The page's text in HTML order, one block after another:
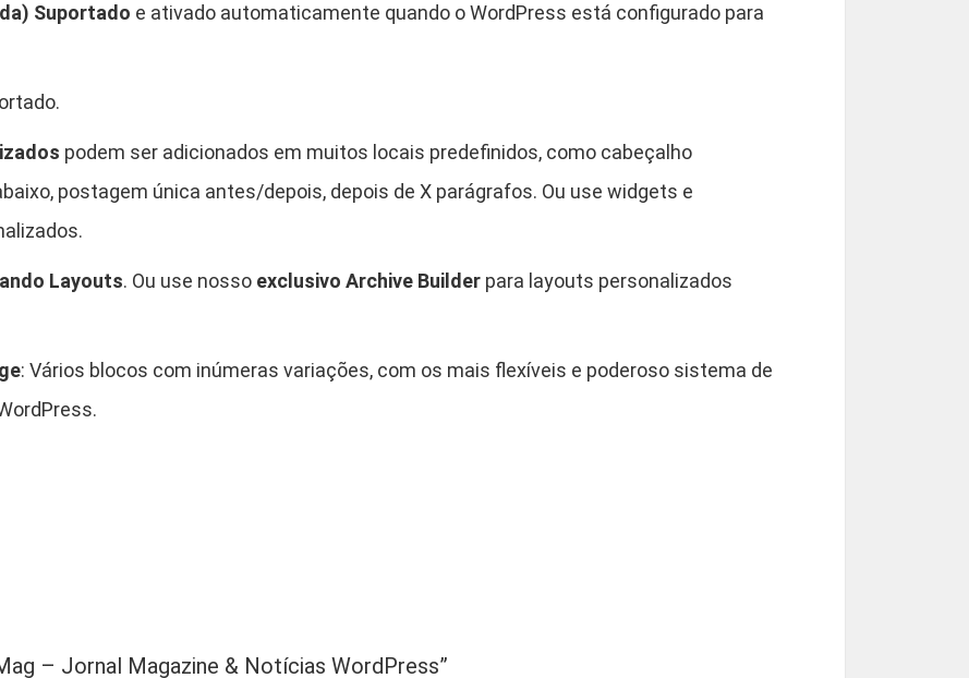
Suportado e ativado automaticamente quando o WordPress está configurado para
podem ser adicionados em muitos locais predefinidos, como cabeçalho
postagem única antes/depois, depois de X parágrafos. Ou use widgets e
Layouts. Ou use nosso exclusivo Archive Builder para layouts personalizados
: Vários blocos com inúmeras variações, com os mais flexíveis e poderoso sistema de
– Jornal Magazine & Notícias WordPress”